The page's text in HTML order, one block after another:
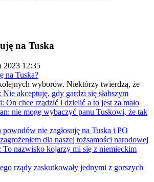
na Tuska
2023 12:35
na Tuska?
wyborów. Niektórzy twierdzą, że
akceptuję, gdy gardzi się słabszym
On chce rządzić i dzielić a to jest za mało
nie mogę wybaczyć panu Tuskowi, że tak
nie zagłosuję na Tuska i PO
dla naszej tożsamości narodowej
To nazwisko kojarzy mi się z niemieckim
rządy zaskutkowały jednymi z gorszych